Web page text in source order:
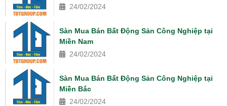
24/02/2024
Sàn Mua Bán Bất Động Sản Công Nghiệp tại
Miền Nam
24/02/2024
Sàn Mua Bán Bất Động Sản Công Nghiệp tại
Miền Bắc
24/02/2024